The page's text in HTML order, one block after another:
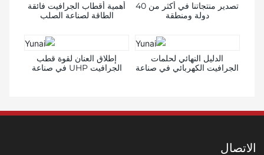
تصدير منتجاتنا في أكثر من 40
دولة ومنطقة
أهمية أقطاب الجرافيت فائقة
الطاقة لصناعة الصلب
الدليل النهائي لحلمات
الجرافيت الكهربائي في صناعة
إطلاق العنان لقوة قطب
الجرافيت UHP في صناعة
الاتصال